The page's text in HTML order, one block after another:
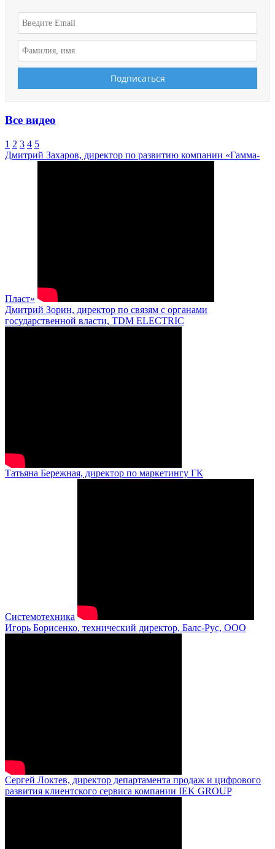
Все видео
1 2 3 4 5
Дмитрий Захаров, директор по развитию компании «Гамма-
Пласт»
Дмитрий Зорин, директор по связям с органами
государственной власти, TDM ELECTRIC
Татьяна Бережная, директор по маркетингу ГК
Системотехника
Игорь Борисенко, технический директор, Балс-Рус, ООО
Сергей Локтев, директор департамента продаж и цифрового
развития клиентского сервиса компании IEK GROUP